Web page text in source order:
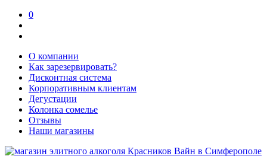
0
О компании
Как зарезервировать?
Дисконтная система
Корпоративным клиентам
Дегустации
Колонка сомелье
Отзывы
Наши магазины